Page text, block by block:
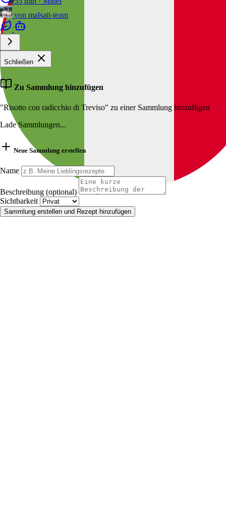
von malsati-team
Schließen
Zu Sammlung hinzufügen
"Risotto con radicchio di Treviso" zu einer Sammlung hinzufügen
Lade Sammlungen...
Neue Sammlung erstellen
Name
Beschreibung (optional)
Sichtbarkeit
Sammlung erstellen und Rezept hinzufügen